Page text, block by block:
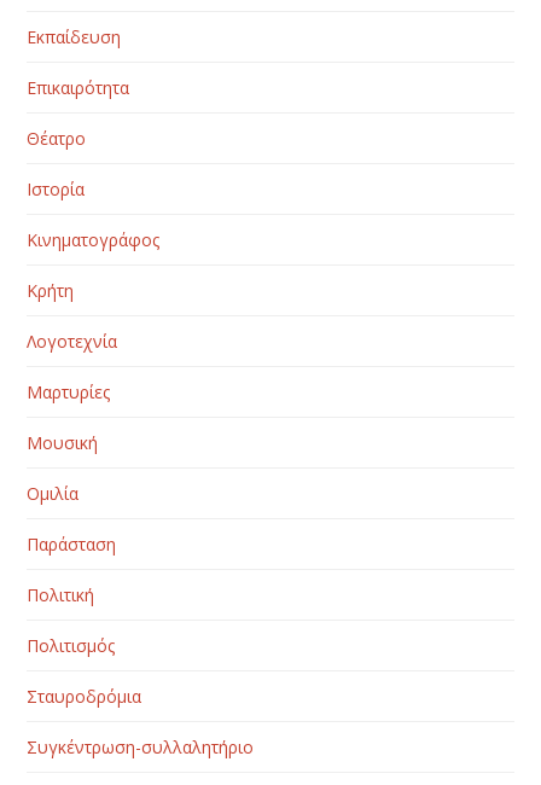
Εκπαίδευση
Επικαιρότητα
Θέατρο
Ιστορία
Κινηματογράφος
Κρήτη
Λογοτεχνία
Μαρτυρίες
Μουσική
Ομιλία
Παράσταση
Πολιτική
Πολιτισμός
Σταυροδρόμια
Συγκέντρωση-συλλαλητήριο